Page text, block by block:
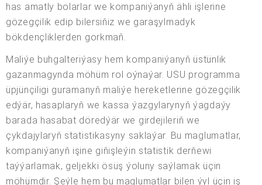
has amatly bolarlar we kompaniýanyň ähli işlerine
gözegçilik edip bilersiňiz we garaşylmadyk
bökdençliklerden gorkmaň.
Maliýe buhgalteriýasy hem kompaniýanyň üstünlik
gazanmagynda möhüm rol oýnaýar. USU programma
üpjünçiligi guramanyň maliýe hereketlerine gözegçilik
edýär, hasaplaryň we kassa ýazgylarynyň ýagdaýy
barada hasabat döredýär we girdejileriň we
çykdajylaryň statistikasyny saklaýar. Bu maglumatlar,
kompaniýanyň işine giňişleýin statistik derňewi
taýýarlamak, geljekki ösüş ýoluny saýlamak üçin
möhümdir. Şeýle hem bu maglumatlar bilen ýyl üçin iş